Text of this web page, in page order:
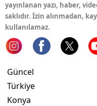
yayınlanan yazı, haber,
saklıdır. İzin alınmadan,
kullanılamaz.
Güncel
Türkiye
Konya